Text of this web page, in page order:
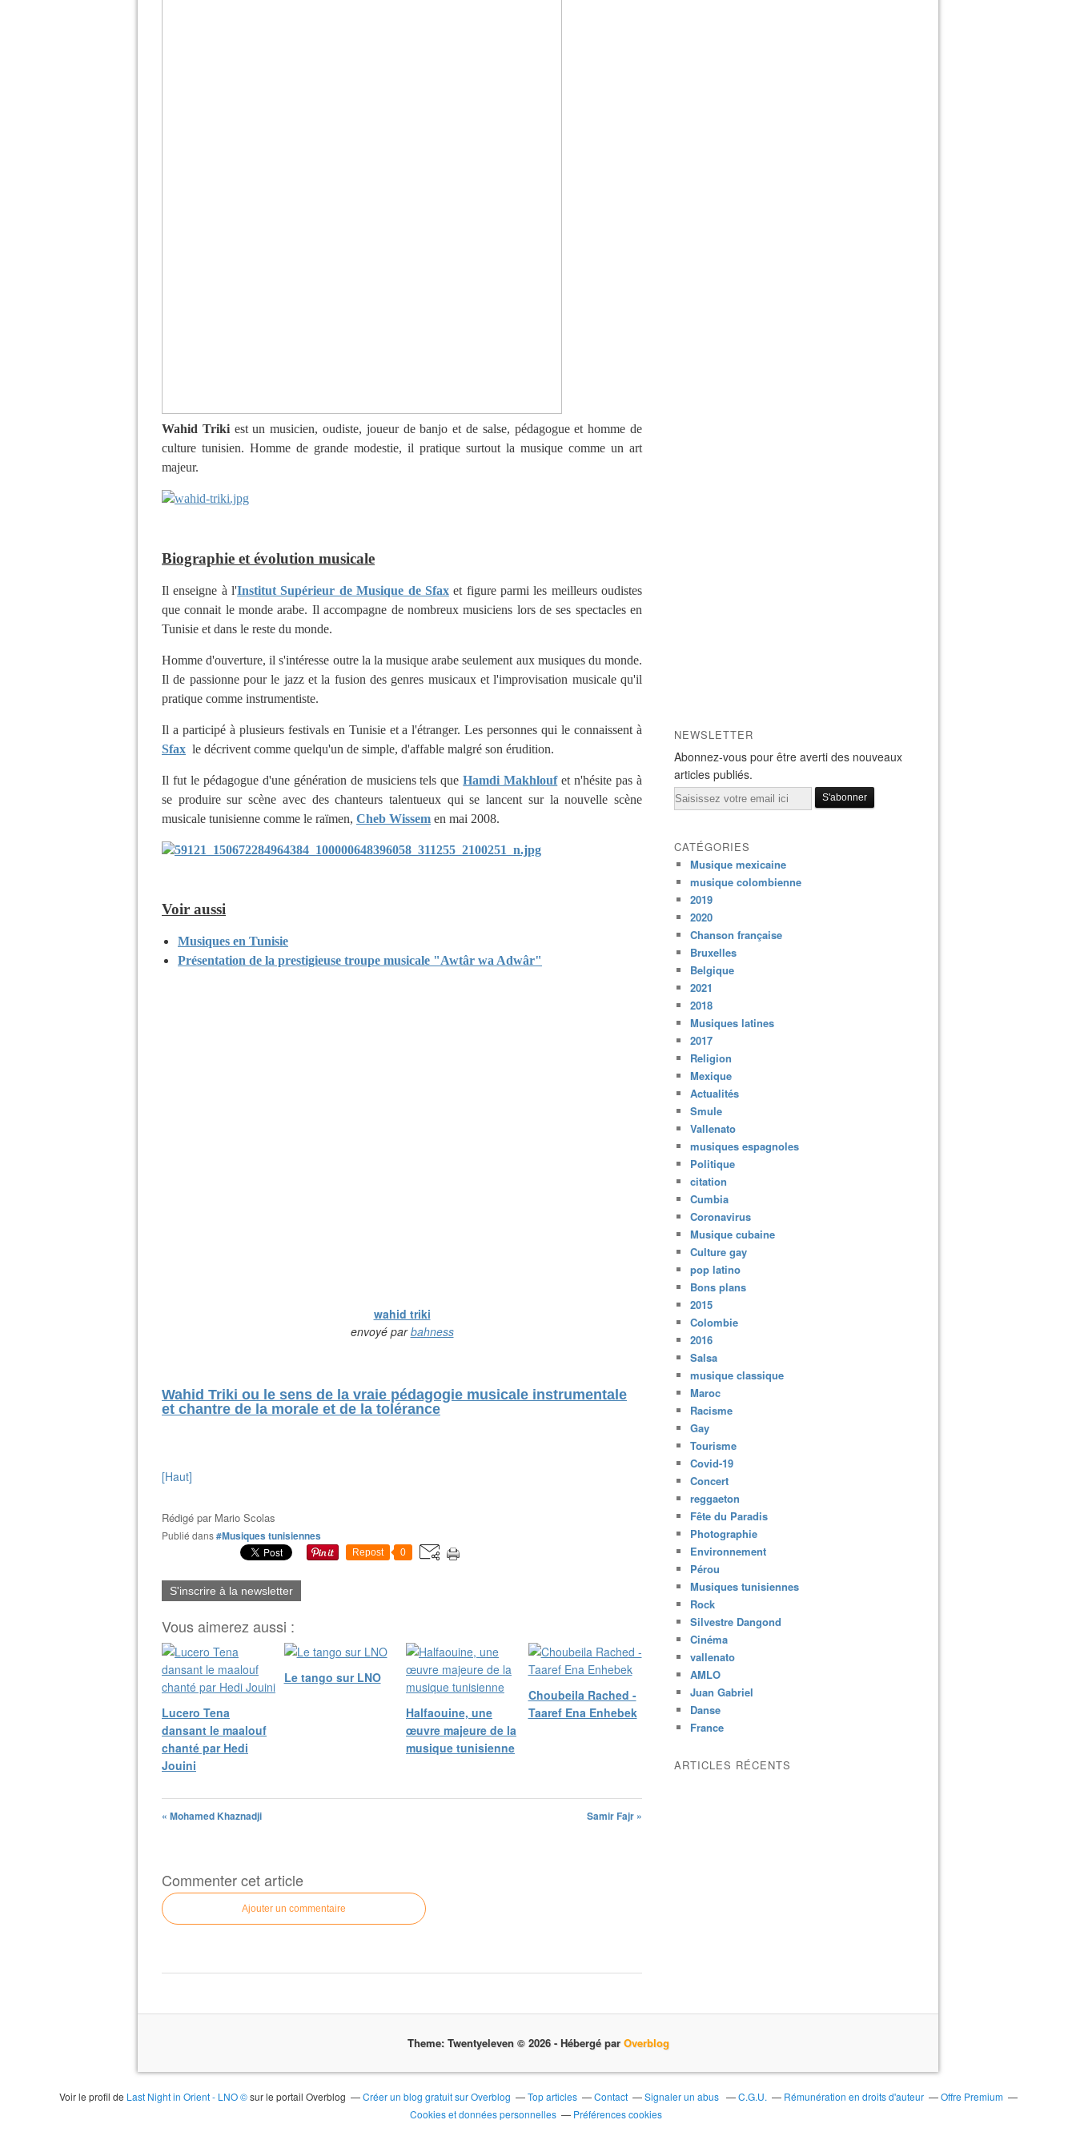
Wahid Trikiest un musicien, oudiste, joueur de banjo et de salse, pédagogue et homme de
culture tunisien. Homme de grande modestie, il pratique surtout la musique comme un art
majeur.
Biographie et évolution musicale
Il enseigne à l'Institut Supérieur de Musique de Sfax et figure parmi les meilleurs oudistes
que connait le monde arabe. Il accompagne de nombreux musiciens lors de ses spectacles en
Tunisie et dans le reste du monde.
Homme d'ouverture, il s'intéresse outre la la musique arabe seulement aux musiques du monde.
Il de passionne pour le jazz et la fusion des genres musicaux et l'improvisation musicale qu'il
pratique comme instrumentiste.
Il a participé à plusieurs festivals en Tunisie et a l'étranger. Les personnes qui le connaissent à
Sfax le décrivent comme quelqu'un de simple, d'affable malgré son érudition.
Il fut le pédagogue d'une génération de musiciens tels que Hamdi Makhlouf et n'hésite pas à
se produire sur scène avec des chanteurs talentueux qui se lancent sur la nouvelle scène
musicale tunisienne comme le raïmen, Cheb Wissem en mai 2008.
Voir aussi
Musiques en Tunisie
Présentation de la prestigieuse troupe musicale "Awtâr wa Adwâr"
wahid triki
envoyé parbahness
Wahid Triki ou le sens de la vraie pédagogie musicale instrumentale
et chantre de la morale et de la tolérance
[Haut]
Rédigé par Mario Scolas
Publié dans#Musiques tunisiennes
Repost 0
S'inscrire à la newsletter
Vous aimerez aussi :
Lucero Tena
dansant le maalouf
chanté par Hedi
Jouini
Le tango sur LNO
Halfaouine, une
œuvre majeure de la
musique tunisienne
Choubeila Rached -
Taaref Ena Enhebek
« Mohamed Khaznadji Samir Fajr »
Commenter cet article
Ajouter un commentaire
NEWSLETTER
Abonnez-vous pour être averti des nouveaux
articles publiés.
Email
CATÉGORIES
Musique mexicaine
musique colombienne
2019
2020
Chanson française
Bruxelles
Belgique
2021
2018
Musiques latines
2017
Religion
Mexique
Actualités
Smule
Vallenato
musiques espagnoles
Politique
citation
Cumbia
Coronavirus
Musique cubaine
Culture gay
pop latino
Bons plans
2015
Colombie
2016
Salsa
musique classique
Maroc
Racisme
Gay
Tourisme
Covid-19
Concert
reggaeton
Fête du Paradis
Photographie
Environnement
Pérou
Musiques tunisiennes
Rock
Silvestre Dangond
Cinéma
vallenato
AMLO
Juan Gabriel
Danse
France
ARTICLES RÉCENTS
Theme: Twentyeleven © 2026 - Hébergé par Overblog
Voir le profil de Last Night in Orient - LNO ©sur le portail Overblog Créer un blog gratuit sur Overblog Top articles Contact Signaler un abus C.G.U. Rémunération en droits d'auteur
Offre Premium
Cookies et données personnelles
Préférences cookies